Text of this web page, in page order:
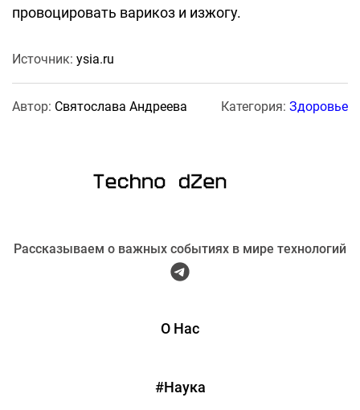
провоцировать варикоз и изжогу.
Источник: ysia.ru
Автор: Святослава Андреева Категория: Здоровье
Рассказываем о важных событиях в мире технологий
О Нас
#Наука